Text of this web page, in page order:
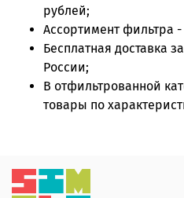
рублей;
Ассортимент фильтра -
Бесплатная доставка
России;
В отфильтрованной
товары по